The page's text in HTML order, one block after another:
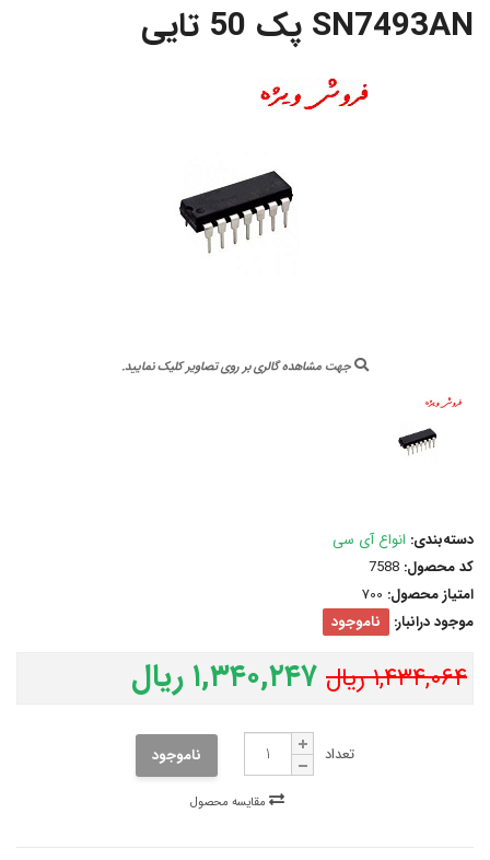
SN7493AN پک 50 تایی
جهت مشاهده گالری بر روی تصاویر کلیک نمایید.
دسته‌بندی: انواع آی سی
کد محصول: 7588
امتیاز محصول: 700
موجود درانبار:
ناموجود
۱,۴۳۴,۰۶۴ ریال ۱,۳۴۰,۲۴۷ ریال
تعداد ناموجود